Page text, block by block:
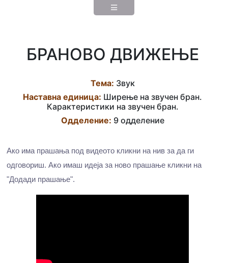
БРАНОВО ДВИЖЕЊЕ
Тема: Звук
Наставна eдиница: Ширење на звучен бран.
Карактеристики на звучен бран.
Одделение: 9 одделение
Ако има прашања под видеото кликни на нив за да ги
одговориш. Ако имаш идеја за ново прашање кликни на
"Додади прашање".